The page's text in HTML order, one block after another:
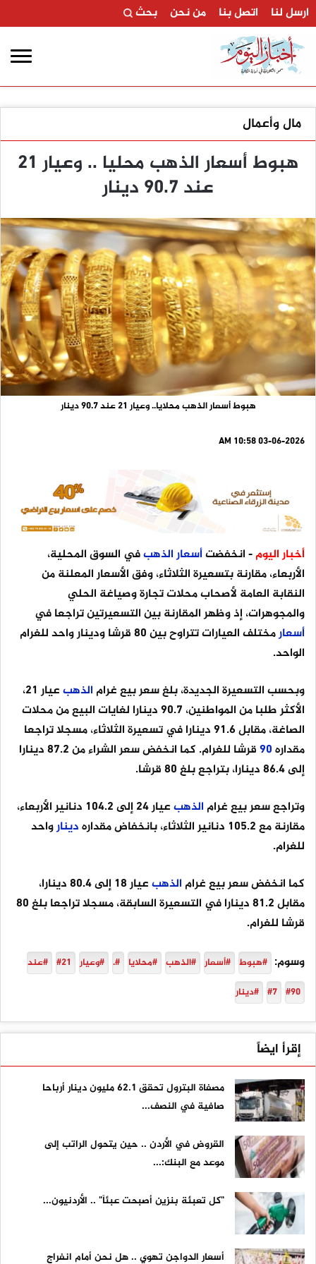
ارسل لنا اتصل بنا من نحن بحث
مال وأعمال
هبوط أسعار الذهب محليا .. وعيار 21
عند 90.7 دينار
هبوط أسعار الذهب محلايا.. وعيار 21 عند 90.7 دينار
03-06-2026 10:58 AM
أخبار اليوم- انخفضتأسعارالذهبفي السوق المحلية،
الأربعاء، مقارنة بتسعيرة الثلاثاء، وفق الأسعار المعلنة من
النقابة العامة لأصحاب محلات تجارة وصياغة الحلي
والمجوهرات، إذ وظهر المقارنة بين التسعيرتين تراجعا في
أسعار
مختلف العيارات تتراوح بين 80 قرشا ودينار واحد للغرام
الواحد.
وبحسب التسعيرة الجديدة، بلغ سعر بيع غرام الذهب
عيار 21،
الأكثر طلبا من المواطنين، 90.7 دينارا لغايات البيع من محلات
الصاغة، مقابل 91.6 دينارا في تسعيرة الثلاثاء، مسجلا تراجعا
مقداره90
قرشا للغرام. كما انخفض سعر الشراء من 87.2 دينارا
إلى 86.4 دينارا، بتراجع بلغ 80 قرشا.
وتراجع سعر بيع غرام الذهب
عيار 24 إلى 104.2 دنانير الأربعاء،
مقارنة مع 105.2 دنانير الثلاثاء، بانخفاض مقداره
دينارواحد
للغرام.
كما انخفض سعر بيع غرام الذهب
عيار 18 إلى 80.4 دينارا،
مقابل 81.2 دينارا في التسعيرة السابقة، مسجلا تراجعا بلغ 80
قرشا للغرام.
وسوم: #هبوط #أسعار #الذهب #محلايا #. #وعيار #21 #عند
#90
#7 #دينار
إقرأ ايضاً
مصفاة البترول تحقق 62.1 مليون دينار أرباحا
صافية في النصف...
القروض في الأردن .. حين يتحول الراتب إلى
موعد مع البنك:...
"كل تعبئة بنزين أصبحت عبئاً" .. الأردنيون...
أسعار الدواجن تهوي .. هل نحن أمام انفراج